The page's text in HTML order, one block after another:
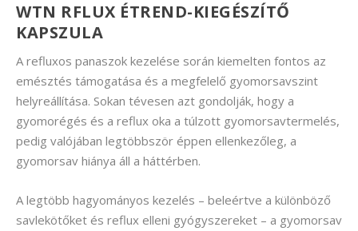
WTN RFLUX ÉTREND-KIEGÉSZÍTŐ
KAPSZULA
A refluxos panaszok kezelése során kiemelten fontos az
emésztés támogatása és a megfelelő gyomorsavszint
helyreállítása. Sokan tévesen azt gondolják, hogy a
gyomorégés és a reflux oka a túlzott gyomorsavtermelés,
pedig valójában legtöbbször éppen ellenkezőleg, a
gyomorsav hiánya áll a háttérben.
A legtöbb hagyományos kezelés – beleértve a különböző
savlekötőket és reflux elleni gyógyszereket – a gyomorsav